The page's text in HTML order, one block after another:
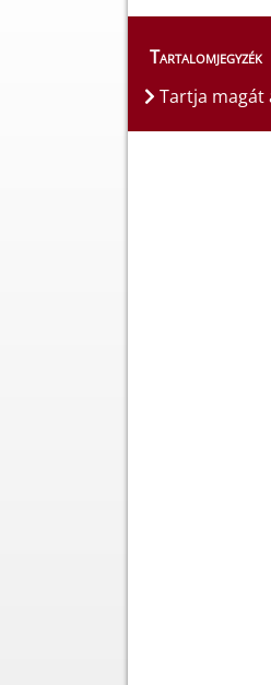
Tartalomjegyzék
Tartja magát